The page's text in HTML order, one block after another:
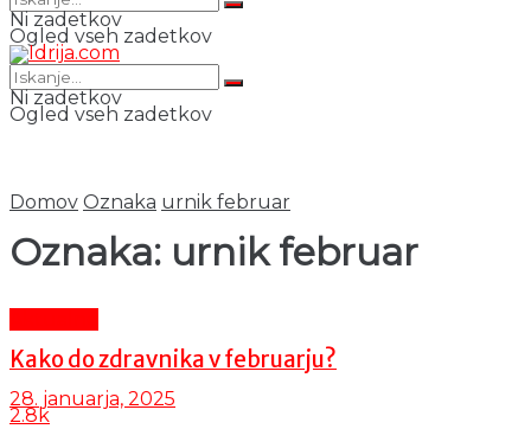
Ni zadetkov
Ogled vseh zadetkov
Ni zadetkov
Ogled vseh zadetkov
Domov Oznaka urnik februar
Oznaka: urnik februar
Kako do zdravnika v februarju?
28. januarja, 2025
2.8k